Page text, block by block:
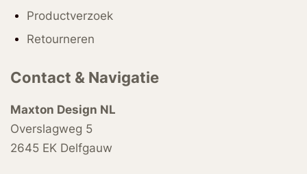
Productverzoek
Retourneren
Contact & Navigatie
Maxton Design NL
Overslagweg 5
2645 EK Delfgauw